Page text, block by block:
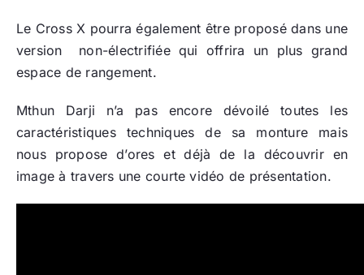
Le Cross X pourra également être proposé dans une
version non-électrifiée qui offrira un plus grand
espace de rangement.
Mthun Darji n’a pas encore dévoilé toutes les
caractéristiques techniques de sa monture mais
nous propose d’ores et déjà de la découvrir en
image à travers une courte vidéo de présentation.